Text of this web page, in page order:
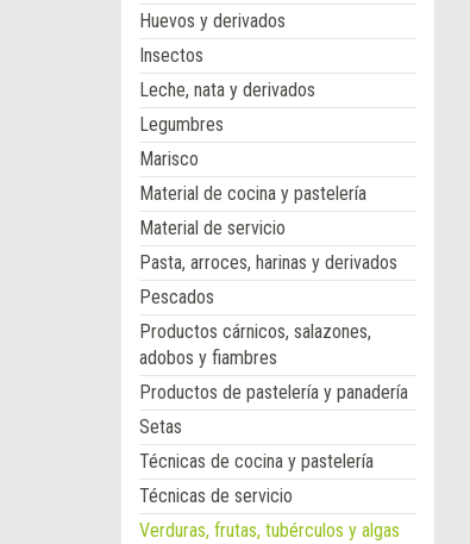
Huevos y derivados
Insectos
Leche, nata y derivados
Legumbres
Marisco
Material de cocina y pastelería
Material de servicio
Pasta, arroces, harinas y derivados
Pescados
Productos cárnicos, salazones,
adobos y fiambres
Productos de pastelería y panadería
Setas
Técnicas de cocina y pastelería
Técnicas de servicio
Verduras, frutas, tubérculos y algas